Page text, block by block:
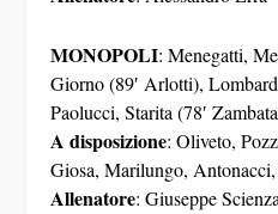
MONOPOLI : Menegatti,
Giorno (89′ Arlotti),
Paolucci, Starita (78′
A disposizione
: Oliveto,
Giosa, Marilungo, Antonacci,
Allenatore : Giuseppe Scienza